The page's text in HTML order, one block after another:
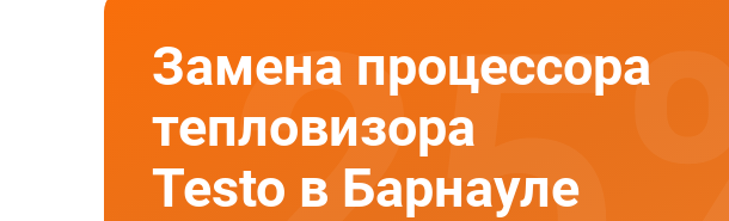
Замена процессора
тепловизора
Testo в Барнауле